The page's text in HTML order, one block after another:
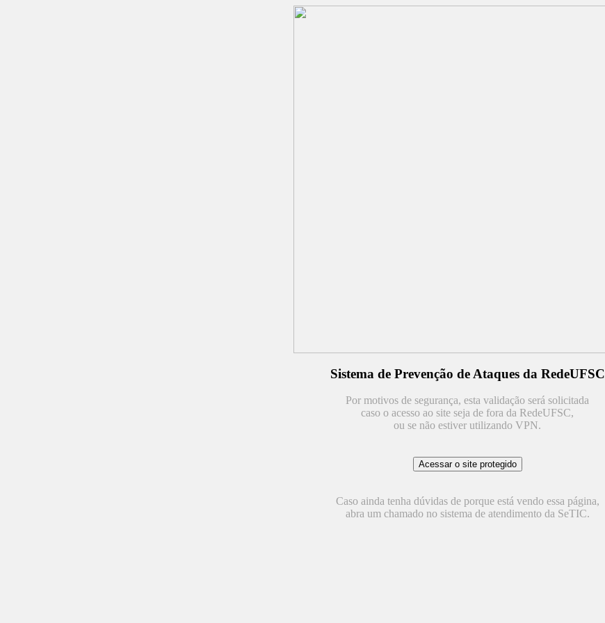
Sistema de Prevenção de Ataques da RedeUFSC
Por motivos de segurança, esta validação será solicitada
caso o acesso ao site seja de fora da RedeUFSC,
ou se não estiver utilizando VPN.
Caso ainda tenha dúvidas de porque está vendo essa página,
abra um chamado no sistema de atendimento da SeTIC.